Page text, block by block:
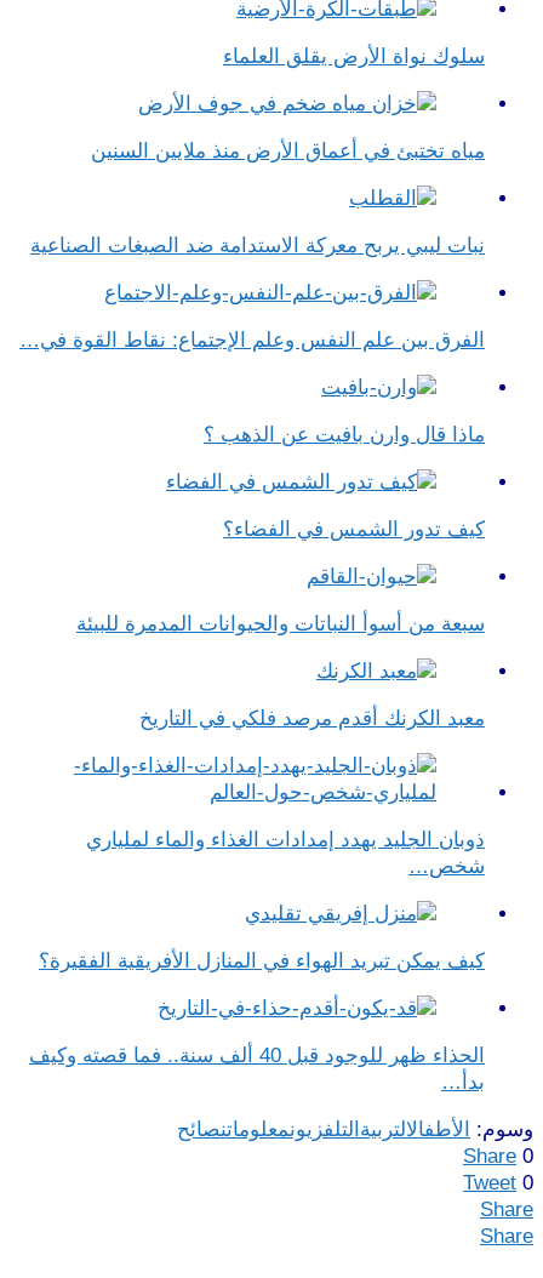
سلوك نواة الأرض يقلق العلماء
مياه تختبئ في أعماق الأرض منذ ملايين السنين
نبات ليبي يربح معركة الاستدامة ضد الصبغات الصناعية
الفرق بين علم النفس وعلم الإجتماع​: نقاط القوة في…
ماذا قال وارن بافيت عن الذهب ؟
كيف تدور الشمس في الفضاء؟
سبعة من أسوأ النباتات والحيوانات المدمرة للبيئة
معبد الكرنك أقدم مرصد فلكي في التاريخ
ذوبان الجليد يهدد إمدادات الغذاء والماء لملياري
شخص…
كيف يمكن تبريد الهواء في المنازل الأفريقية الفقيرة؟
الحذاء ظهر للوجود قبل 40 ألف سنة.. فما قصته وكيف
بدأ…
وسوم: الأطفالالتربية التلفزيونمعلوماتنصائح
Share 0
Tweet 0
Share
Share